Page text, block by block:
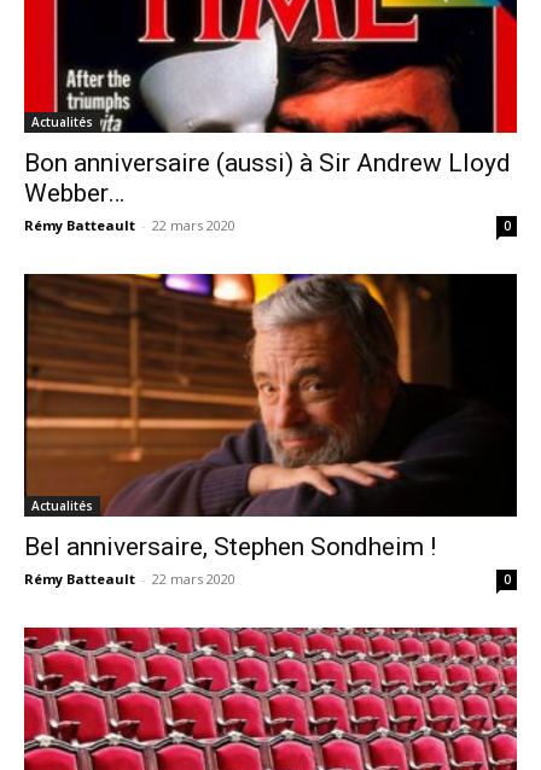
Actualités
Bon anniversaire (aussi) à Sir Andrew Lloyd
Webber…
Rémy Batteault - 22 mars 2020 0
Actualités
Bel anniversaire, Stephen Sondheim !
Rémy Batteault - 22 mars 2020 0